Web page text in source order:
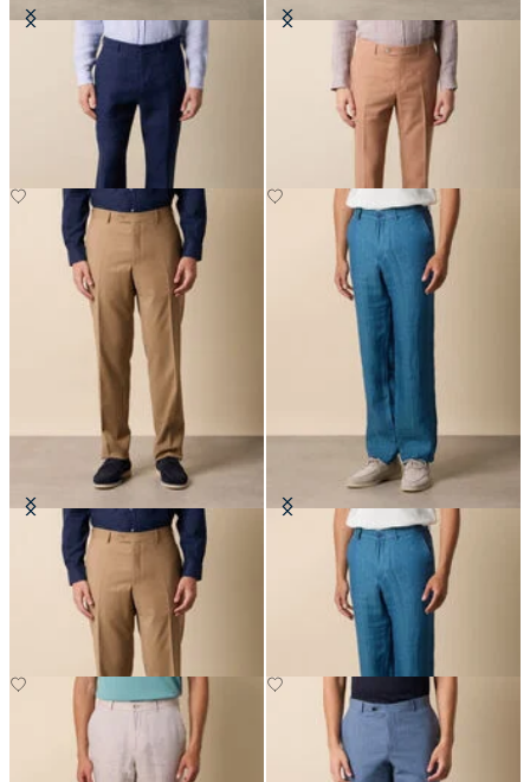
Hosen aus Leinen
Tropical-Hose aus reiner
Schurwolle
CHF 152.50
Hosen aus reiner Schurwolle
CHF 165
Hosen aus Leinen mit
Fischgrätmuster